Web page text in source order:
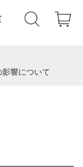
響について